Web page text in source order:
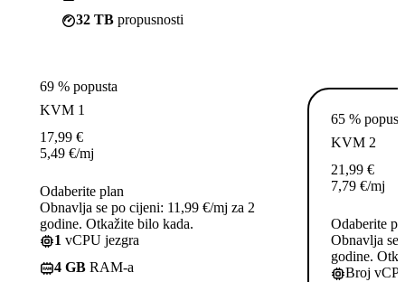
32 TB propusnosti
69 % popusta
KVM 1
17,99 €
5,49 €/mj
Odaberite plan
Obnavlja se po cijeni: 11,99 €/mj za 2
godine. Otkažite bilo kada.
1 vCPU jezgra
4 GB RAM-a
65 %
KVM 2
21,99 €
7,79 €/mj
Odaberite
Obnavlja se
godine.
Broj